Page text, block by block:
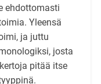
ehdottomasti
Yleensä
ja juttu
josta
pitää itse